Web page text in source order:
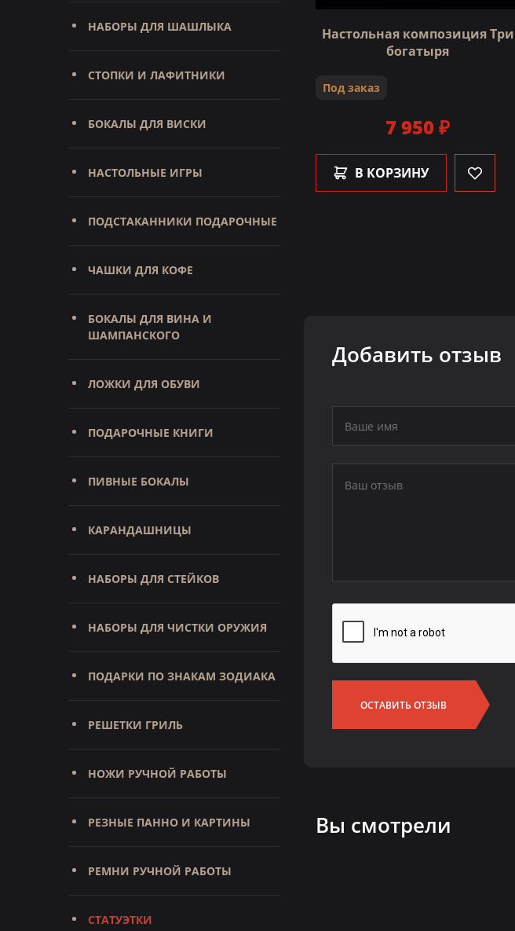
НАБОРЫ ДЛЯ ШАШЛЫКА
СТОПКИ И ЛАФИТНИКИ
БОКАЛЫ ДЛЯ ВИСКИ
НАСТОЛЬНЫЕ ИГРЫ
ПОДСТАКАННИКИ ПОДАРОЧНЫЕ
ЧАШКИ ДЛЯ КОФЕ
БОКАЛЫ ДЛЯ ВИНА И
ШАМПАНСКОГО
ЛОЖКИ ДЛЯ ОБУВИ
ПОДАРОЧНЫЕ КНИГИ
ПИВНЫЕ БОКАЛЫ
КАРАНДАШНИЦЫ
НАБОРЫ ДЛЯ СТЕЙКОВ
НАБОРЫ ДЛЯ ЧИСТКИ ОРУЖИЯ
ПОДАРКИ ПО ЗНАКАМ ЗОДИАКА
РЕШЕТКИ ГРИЛЬ
НОЖИ РУЧНОЙ РАБОТЫ
РЕЗНЫЕ ПАННО И КАРТИНЫ
РЕМНИ РУЧНОЙ РАБОТЫ
СТАТУЭТКИ
Статуэтка Дракон премиум
Под заказ
Настольная композиция Три
богатыря
Под заказ
7 950 ₽
В КОРЗИНУ
Добавить отзыв
ОСТАВИТЬ ОТЗЫВ
Вы смотрели